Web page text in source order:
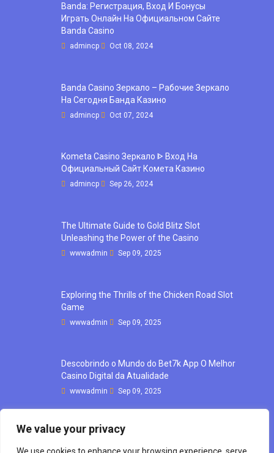
We value your privacy
Banda: Регистрация, Вход И Бонусы ️
Играть Онлайн На Официальном Сайте
Banda Casino
admincp Oct 08, 2024
Banda Casino Зеркало – Рабочие Зеркало
На Сегодня Банда Казино
admincp Oct 07, 2024
Kometa Casino Зеркало ᐈ Вход На
Официальный Сайт Комета Казино
admincp Sep 26, 2024
The Ultimate Guide to Gold Blitz Slot
Unleashing the Power of the Casino
wwwadmin Sep 09, 2025
Exploring the Thrills of the Chicken Road Slot
Game
wwwadmin Sep 09, 2025
Descobrindo o Mundo do Bet7k App O Melhor
Casino Digital da Atualidade
wwwadmin Sep 09, 2025